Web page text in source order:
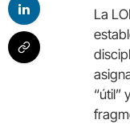
La
“útil”